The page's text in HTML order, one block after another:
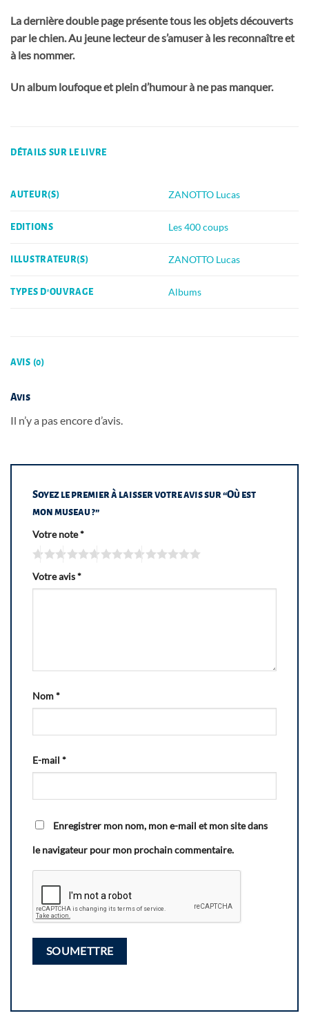
La dernière double page présente tous les objets découverts
par le chien. Au jeune lecteur de s’amuser à les reconnaître et
à les nommer.
Un album loufoque et plein d’humour à ne pas manquer.
DÉTAILS SUR LE LIVRE
AUTEUR(S) ZANOTTO Lucas
EDITIONS Les 400 coups
ILLUSTRATEUR(S) ZANOTTO Lucas
TYPES D'OUVRAGE Albums
AVIS (0)
Avis
Il n’y a pas encore d’avis.
Soyez le premier à laisser votre avis sur “Où est
mon museau ?”
Votre note*
Votre avis*
Nom*
E-mail *
Enregistrer mon nom, mon e-mail et mon site dans
le navigateur pour mon prochain commentaire.